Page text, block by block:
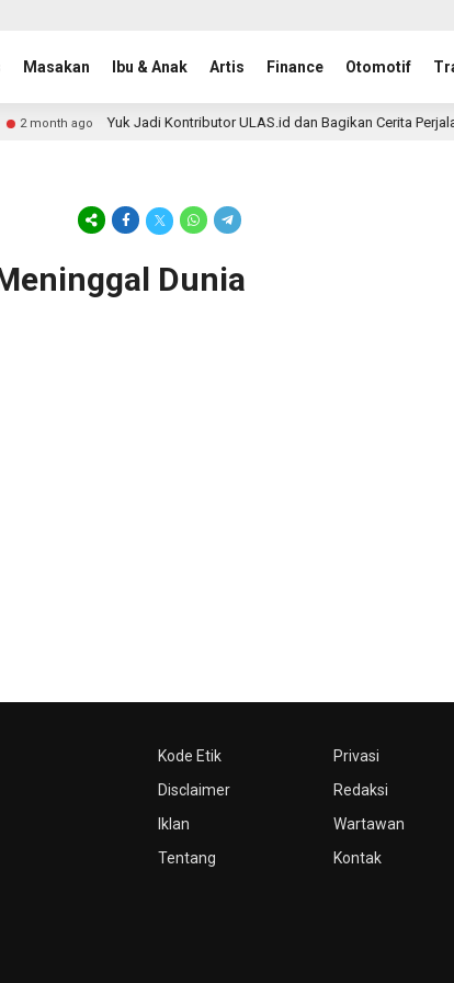
Masakan Ibu & Anak Artis Finance Otomotif
2 month ago Yuk Jadi Kontributor ULAS.id dan Bagikan Cerita
Dunia
Kode Etik
Disclaimer
Iklan
Tentang
Privasi
Redaksi
Wartawan
Kontak